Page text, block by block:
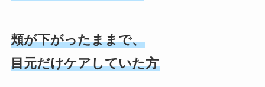
頬が下がったままで、
目元だけケアしていた方